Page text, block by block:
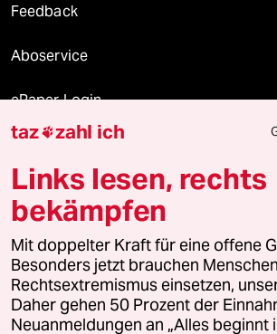
Feedback
Aboservice
ePaper Login
Downloads für Abonnierende
© 2026 taz Verlags und Vertriebs GmbH
Alle Rechte vorbehalten. Bei rechtlichen Fragen
wenden Sie sich bitte an
lizenzen@taz.de
Feedback Redaktionsstatut
taz zahl ich
Links lesen, rechts
bekämpfen
Mit doppelter Kraft für eine offene
Besonders jetzt brauchen
Rechtsextremismus einsetzen,
Daher gehen 50 Prozent der
Neuanmeldungen an „Alles beginnt